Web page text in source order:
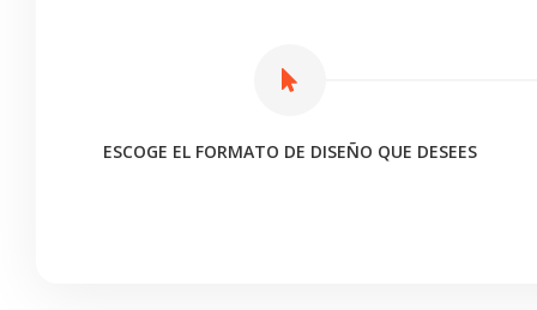
ESCOGE EL FORMATO DE DISEÑO QUE DESEES